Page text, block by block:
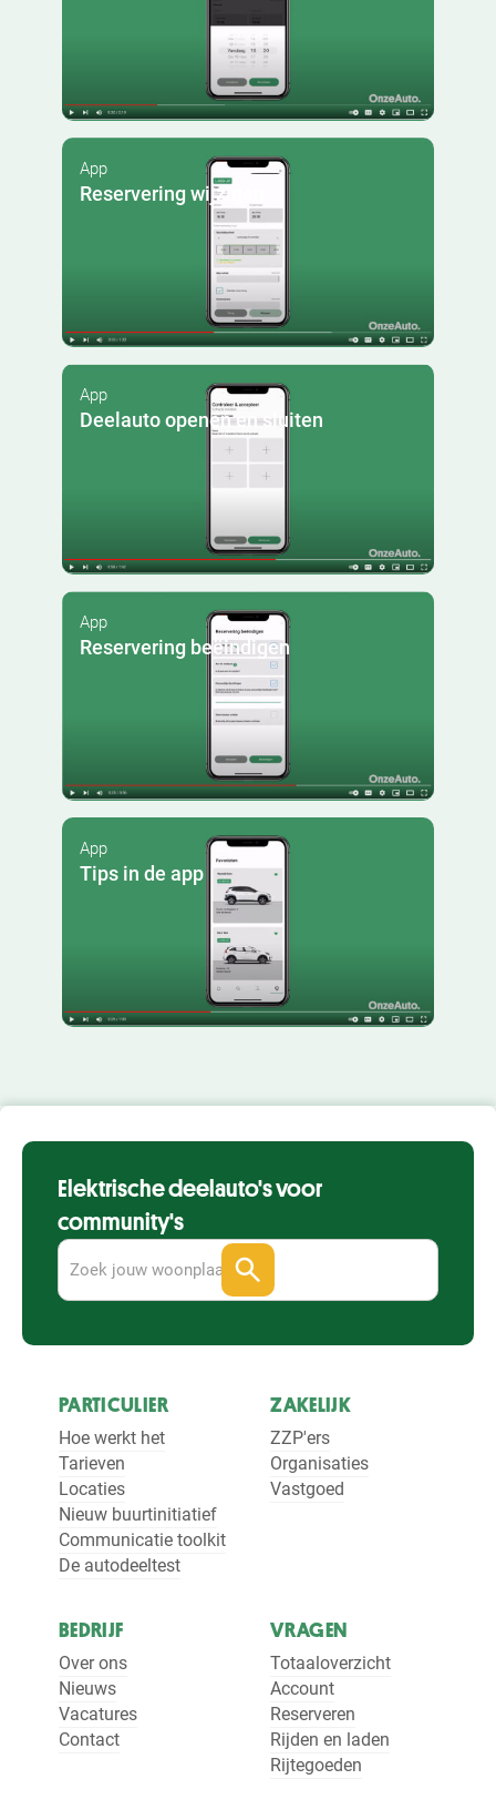
App
Reservering wijzigen
App
Deelauto openen en sluiten
App
Reservering beëindigen
App
Tips in de app
Elektrische deelauto's voor
community's
PARTICULIER
Hoe werkt het
Tarieven
Locaties
Nieuw buurtinitiatief
Communicatie toolkit
De autodeeltest
ZAKELIJK
ZZP'ers
Organisaties
Vastgoed
BEDRIJF
Over ons
Nieuws
Vacatures
Contact
VRAGEN
Totaaloverzicht
Account
Reserveren
Rijden en laden
Rijtegoeden